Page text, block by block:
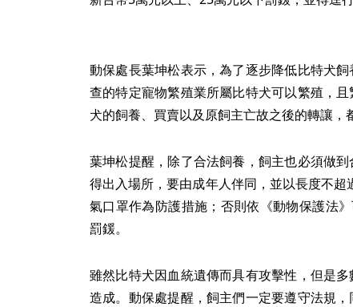
動保處長葉坤松表示，為了逐步降低比特犬
查的特定寵物繁殖業所屬比特犬可以繁殖，
犬的飼養、買賣以及原飼主亡故之後的轉讓，
葉坤松提醒，除了合法飼養，飼主也必須做
得出入場所，要由成年人伴同，並以長度不
氣口罩作為防護措施；否則依《動物保護法
罰鍰。
雖然比特犬因血統遺傳而具有攻擊性，但是
造成。動保處提醒，飼主們一定要遵守法規